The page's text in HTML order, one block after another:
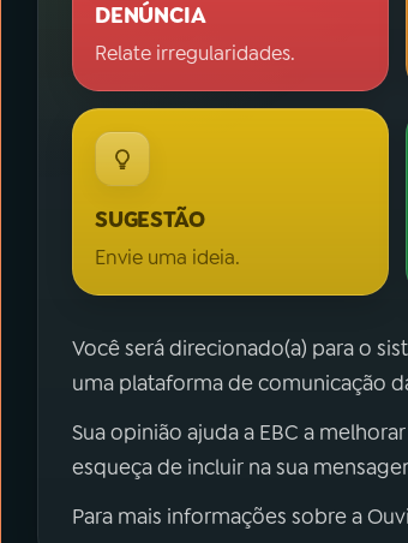
DENÚNCIA
Relate irregularidades.
SUGESTÃO
Envie uma ideia.
Você será direcionado(a) para o
uma plataforma de comunicação
Sua opinião ajuda a EBC a
esqueça de incluir na sua
Para mais informações sobre a